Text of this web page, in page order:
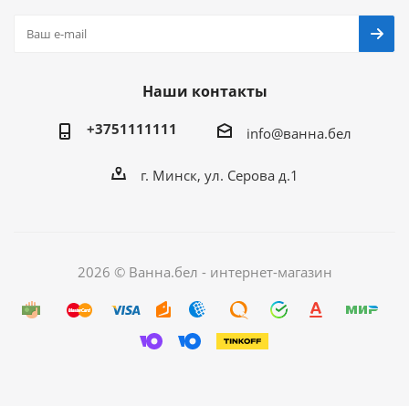
Наши контакты
+3751111111 info@ванна.бел
г. Минск, ул. Серова д.1
2026 © Ванна.бел - интернет-магазин